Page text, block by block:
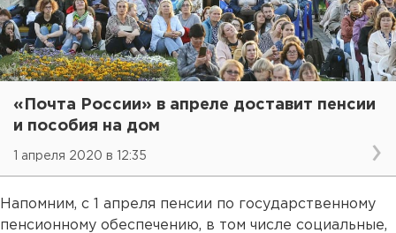
«Почта России» в апреле доставит пенсии
и пособия на дом
1 апреля 2020 в 12:35
Напомним, с 1 апреля пенсии по государственному
пенсионному обеспечению, в том числе социальные,